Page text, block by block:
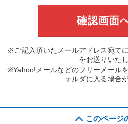
※ご記入頂いたメールアドレス宛て
をお送りいたし
※Yahoo!メールなどのフリーメール
ォルダに入る場合
このページ